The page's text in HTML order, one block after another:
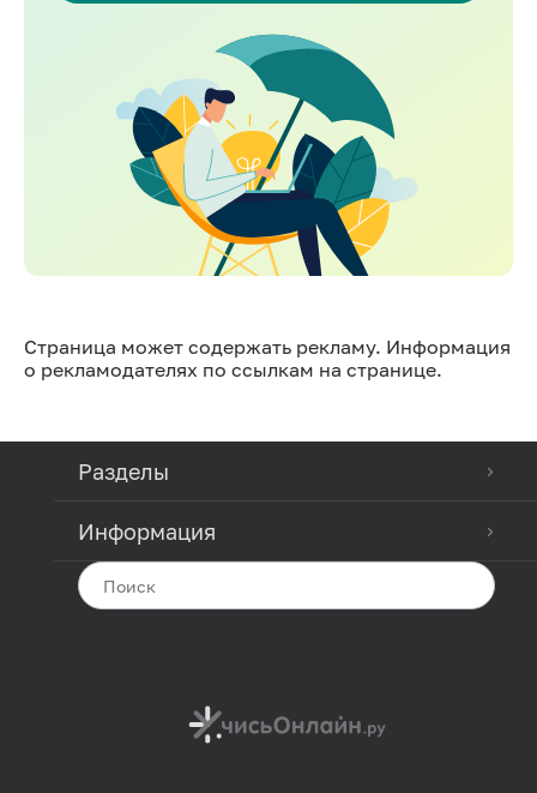
Страница может содержать рекламу. Информация
о рекламодателях по ссылкам на странице.
Разделы
Информация